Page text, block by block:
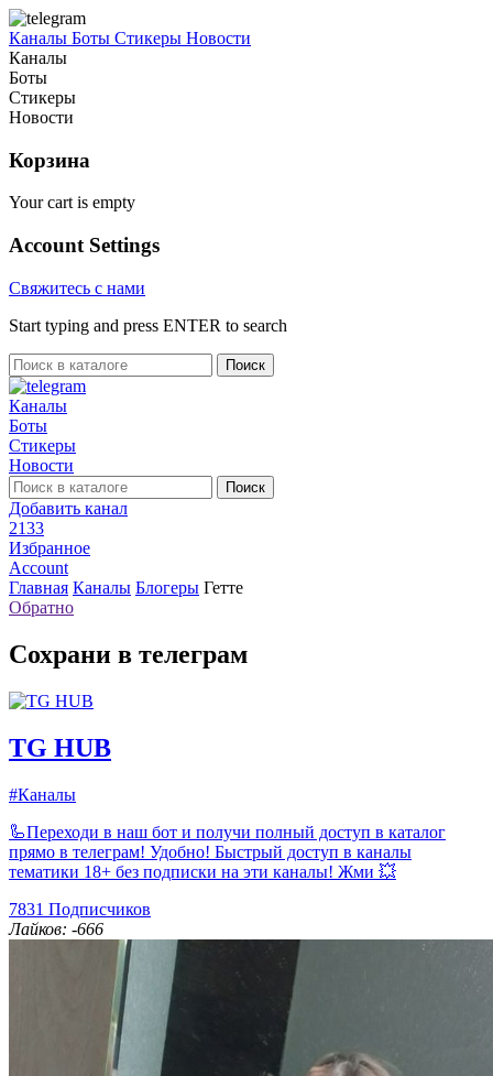
Каналы Боты Стикеры Новости
Каналы
Боты
Стикеры
Новости
Корзина
Your cart is empty
Account Settings
Свяжитесь с нами
Start typing and press ENTER to search
Поиск
Каналы
Боты
Стикеры
Новости
Поиск
Добавить канал
2133
Избранное
Account
Главная Каналы Блогеры Гетте
Обратно
Сохрани в телеграм
TG HUB
#Каналы
🦾Переходи в наш бот и получи полный доступ в каталог
прямо в телеграм! Удобно! Быстрый доступ в каналы
тематики 18+ без подписки на эти каналы! Жми 💥
7831 Подписчиков
Лайков: -666